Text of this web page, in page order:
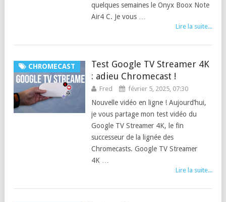
quelques semaines le Onyx Boox Note
Air4 C. Je vous …
Lire la suite...
CHROMECAST
Test Google TV Streamer 4K
: adieu Chromecast !
Fred février 5, 2025, 07:30
Nouvelle vidéo en ligne ! Aujourd’hui,
je vous partage mon test vidéo du
Google TV Streamer 4K, le fin
successeur de la lignée des
Chromecasts. Google TV Streamer
4K …
Lire la suite...